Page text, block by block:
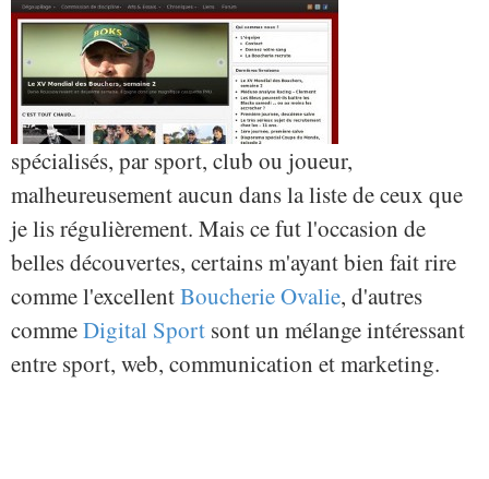
spécialisés, par sport, club ou joueur,
malheureusement aucun dans la liste de ceux que
je lis régulièrement. Mais ce fut l'occasion de
belles découvertes, certains m'ayant bien fait rire
comme l'excellentBoucherie Ovalie, d'autres
commeDigital Sport sont un mélange intéressant
entre sport, web, communication et marketing.